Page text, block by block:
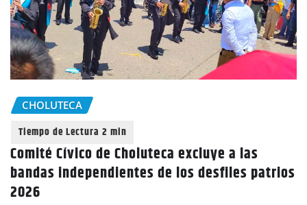
CHOLUTECA
Comité Cívico de Choluteca excluye a las
bandas independientes de los desfiles patrios
2026